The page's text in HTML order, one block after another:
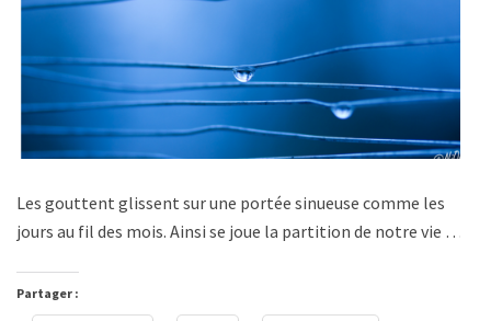
Les gouttent glissent sur une portée sinueuse comme les
jours au fil des mois. Ainsi se joue la partition de notre vie …
Partager :